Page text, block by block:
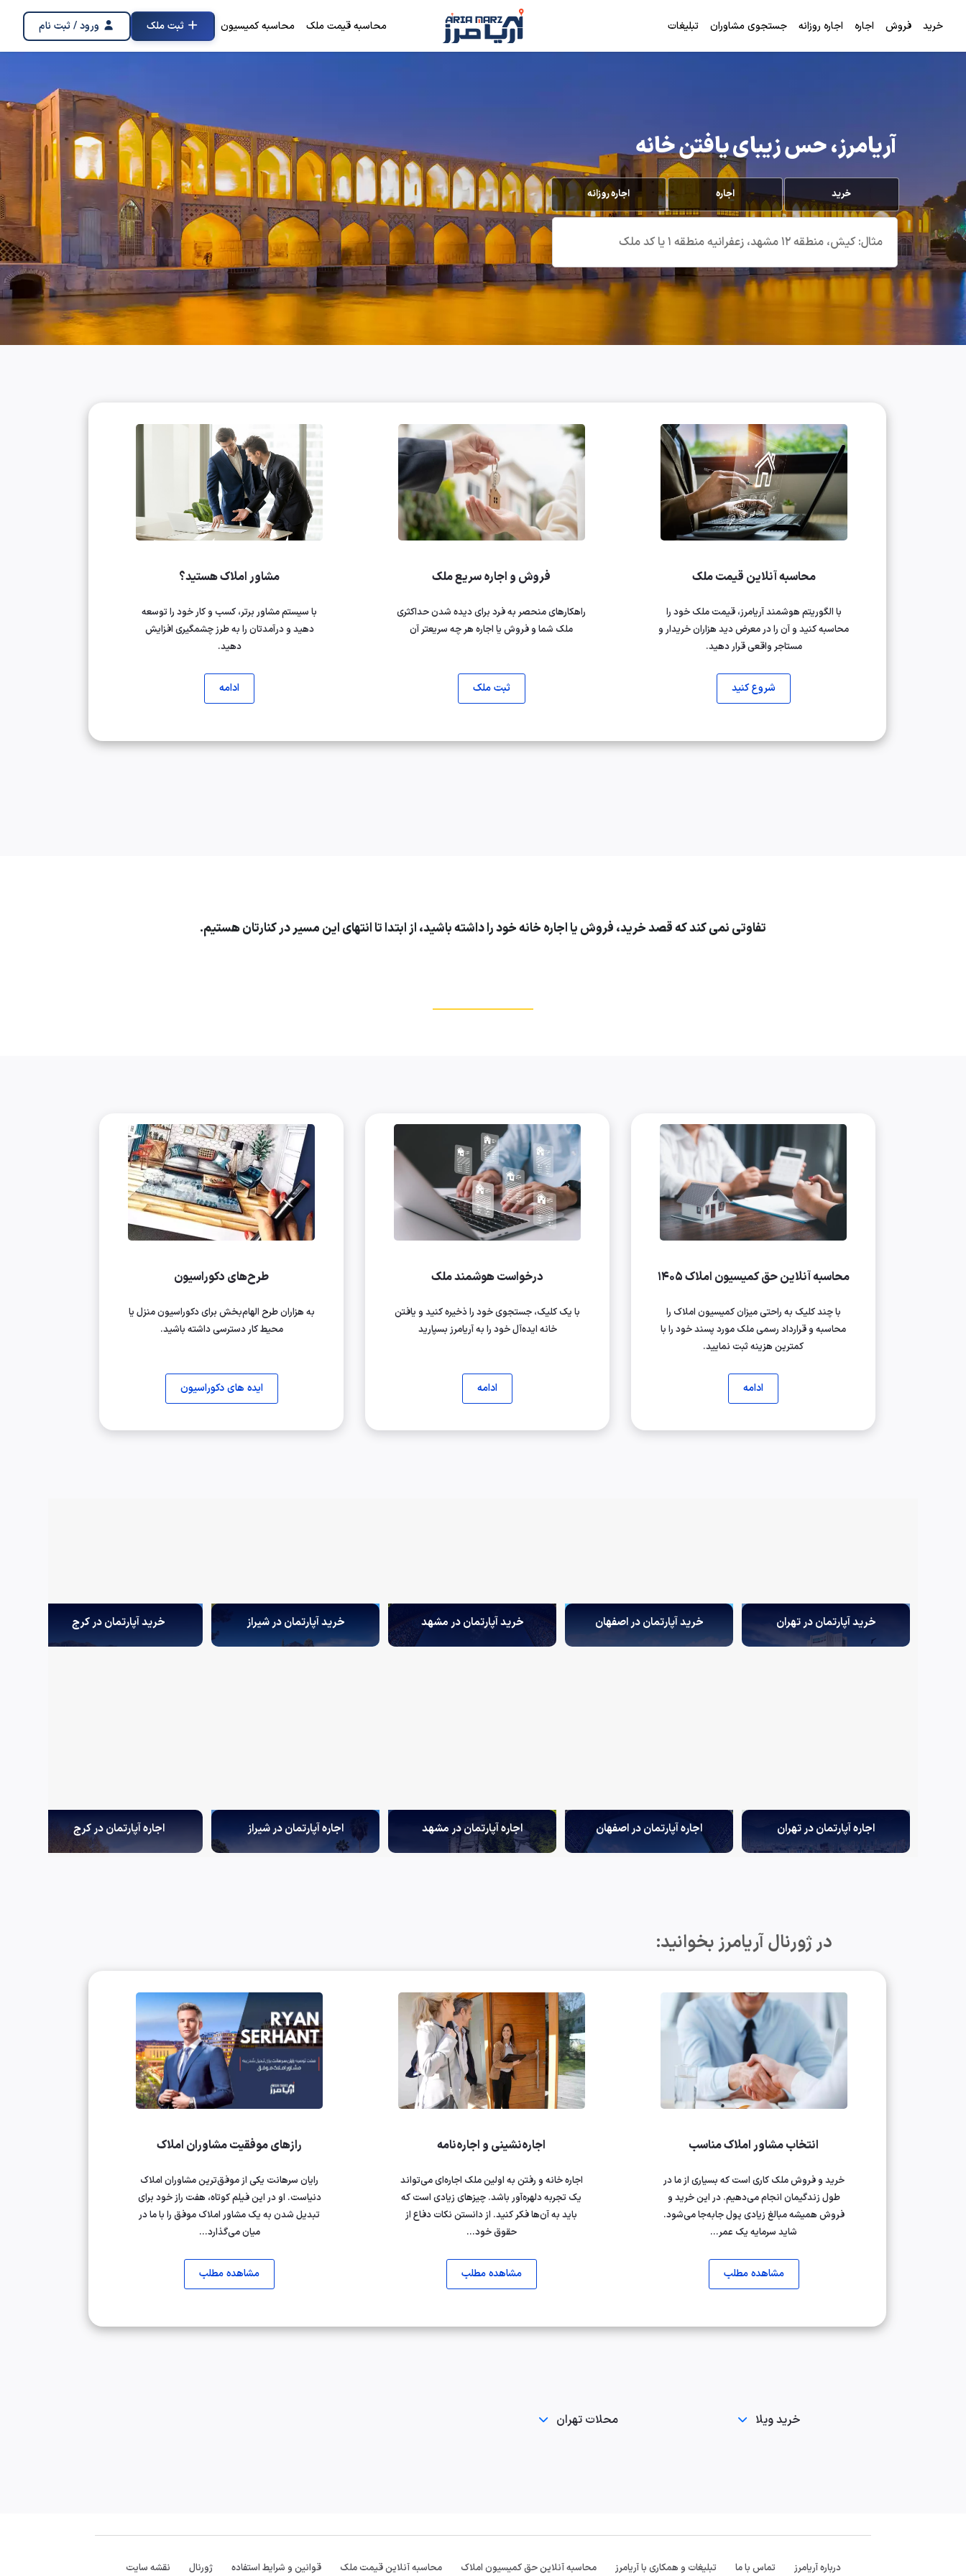
خرید فروش اجاره اجاره روزانه جستجوی مشاوران تبلیغات محاسبه قیمت ملک محاسبه کمیسیون ثبت ملک ورود / ثبت نام
آریامرز، حس زیبای یافتن خانه
خرید اجاره اجاره روزانه
محاسبه آنلاین قیمت ملک
با الگوریتم هوشمند آریامرز، قیمت ملک خود را
محاسبه کنید و آن را در معرض دید هزاران خریدار و
مستاجر واقعی قرار دهید.
شروع کنید
فروش و اجاره سریع ملک
راهکارهای منحصر به فرد برای دیده شدن حداکثری
ملک شما و فروش یا اجاره هر چه سریعتر آن
ثبت ملک
مشاور املاک هستید؟
با سیستم مشاور برتر، کسب و کار خود را توسعه
دهید و درآمدتان را به طرز چشمگیری افزایش
دهید.
ادامه
تفاوتی نمی کند که قصد خرید، فروش یا اجاره خانه خود را داشته باشید، از ابتدا تا انتهای این مسیر در کنارتان هستیم.
محاسبه آنلاین حق کمیسیون املاک ۱۴۰۵
با چند کلیک به راحتی میزان کمیسیون املاک را
محاسبه و قرارداد رسمی ملک مورد پسند خود را با
کمترین هزینه ثبت نمایید.
ادامه
درخواست هوشمند ملک
با یک کلیک، جستجوی خود را ذخیره کنید و یافتن
خانه ایده‌آل خود را به آریامرز بسپارید
ادامه
طرح‌های دکوراسیون
به هزاران طرح الهام‌بخش برای دکوراسیون منزل یا
محیط کار دسترسی داشته باشید.
ایده های دکوراسیون
خرید آپارتمان در تهران خرید آپارتمان در اصفهان خرید آپارتمان در مشهد خرید آپارتمان در شیراز خرید آپارتمان در کرج
اجاره آپارتمان در تهران اجاره آپارتمان در اصفهان اجاره آپارتمان در مشهد اجاره آپارتمان در شیراز اجاره آپارتمان در کرج
در ژورنال آریامرز بخوانید:
انتخاب مشاور املاک مناسب
خرید و فروش ملک کاری است که بسیاری از ما در
طول زندگیمان انجام می‌دهیم. در این خرید و
فروش همیشه مبالغ زیادی پول جابه‌جا می‌شود.
شاید سرمایه یک عمر...
مشاهده مطلب
اجاره‌نشینی و اجاره‌نامه
اجاره خانه و رفتن به اولین ملک اجاره‌ای می‌تواند
یک تجربه دلهره‌آور باشد. چیزهای زیادی است که
باید به آن‌ها فکر کنید. از دانستن نکات دفاع از
حقوق خود...
مشاهده مطلب
رازهای موفقیت مشاوران املاک
رایان سرهانت یکی از موفق‌ترین مشاوران املاک
دنیاست. او در این فیلم کوتاه، هفت راز خود برای
تبدیل شدن به یک مشاور املاک موفق را با ما در
میان می‌گذارد...
مشاهده مطلب
خرید ویلا محلات تهران
درباره آریامرز تماس با ما تبلیغات و همکاری با آریامرز محاسبه آنلاین حق کمیسیون املاک محاسبه آنلاین قیمت ملک قوانین و شرایط استفاده ژورنال نقشه سایت